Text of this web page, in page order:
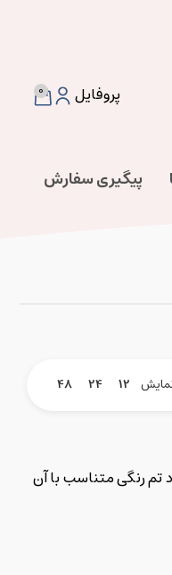
0 پروفایل
پیگیری سفارش
12
24
48
تم رنگی متناسب با آن